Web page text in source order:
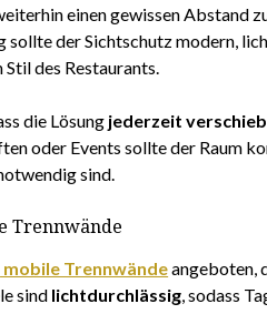
einen gewissen Abstand
der Sichtschutz modern,
Stil des Restaurants.
die Lösung jederzeit
oder Events sollte der Raum
sind.
Trennwände
Trennwändeangeboten,
sind lichtdurchlässig, sodass